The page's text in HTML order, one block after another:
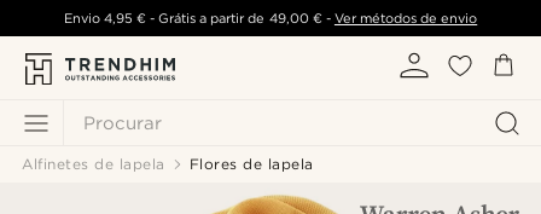
Procurar
Envio 4,95 €- Grátis a partir de 49,00 €- Ver métodos de envio
Alfinetes de lapela Flores de lapela